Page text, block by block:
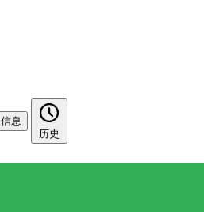
信息
历史